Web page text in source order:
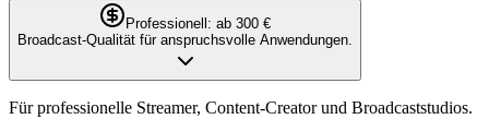
Professionell: ab 300 €
Broadcast-Qualität für anspruchsvolle Anwendungen.
Für professionelle Streamer, Content-Creator und Broadcaststudios.